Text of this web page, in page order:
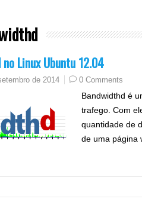
Linux Ubuntu 12.04
de 2014 0 Comments
Bandwidthd é
trafego. Com
quantidade de
de uma página